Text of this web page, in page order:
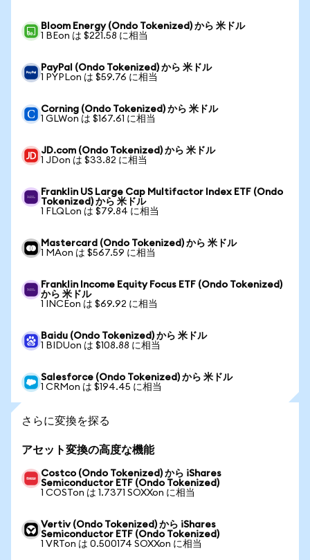
Bloom Energy (Ondo Tokenized) から 米ドル
1 BEon は $221.58 に相当
PayPal (Ondo Tokenized) から 米ドル
1 PYPLon は $59.76 に相当
Corning (Ondo Tokenized) から 米ドル
1 GLWon は $167.61 に相当
JD.com (Ondo Tokenized) から 米ドル
1 JDon は $33.82 に相当
Franklin US Large Cap Multifactor Index ETF (Ondo
Tokenized) から 米ドル
1 FLQLon は $79.84 に相当
Mastercard (Ondo Tokenized) から 米ドル
1 MAon は $567.59 に相当
Franklin Income Equity Focus ETF (Ondo Tokenized)
から 米ドル
1 INCEon は $69.92 に相当
Baidu (Ondo Tokenized) から 米ドル
1 BIDUon は $108.88 に相当
Salesforce (Ondo Tokenized) から 米ドル
1 CRMon は $194.45 に相当
さらに変換を探る
アセット変換の高度な機能
Costco (Ondo Tokenized) から iShares
Semiconductor ETF (Ondo Tokenized)
1 COSTon は 1.7371 SOXXon に相当
Vertiv (Ondo Tokenized) から iShares
Semiconductor ETF (Ondo Tokenized)
1 VRTon は 0.500174 SOXXon に相当